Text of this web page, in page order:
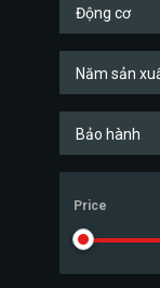
Động cơ
Năm sản
Bảo hành
Price